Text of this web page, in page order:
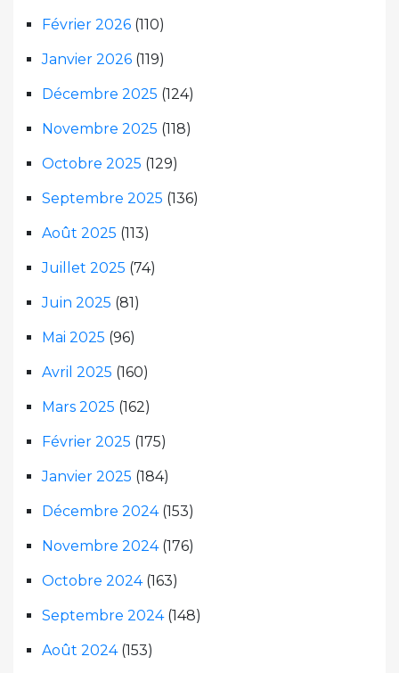
Février 2026 (110)
Janvier 2026 (119)
Décembre 2025 (124)
Novembre 2025 (118)
Octobre 2025 (129)
Septembre 2025 (136)
Août 2025 (113)
Juillet 2025 (74)
Juin 2025 (81)
Mai 2025 (96)
Avril 2025 (160)
Mars 2025 (162)
Février 2025 (175)
Janvier 2025 (184)
Décembre 2024(153)
Novembre 2024(176)
Octobre 2024(163)
Septembre 2024(148)
Août 2024(153)